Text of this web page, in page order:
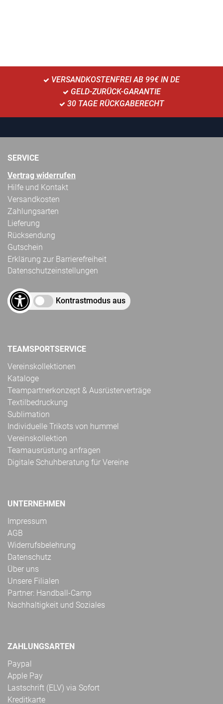
VERSANDKOSTENFREI AB 99€ IN DE
GELD-ZURÜCK-GARANTIE
30 TAGE RÜCKGABERECHT
SERVICE
Vertrag widerrufen
Hilfe und Kontakt
Versandkosten
Zahlungsarten
Lieferung
Rücksendung
Gutschein
Erklärung zur Barrierefreiheit
Datenschutzeinstellungen
Kontrastmodus aus
TEAMSPORTSERVICE
Vereinskollektionen
Kataloge
Teampartnerkonzept & Ausrüsterverträge
Textilbedruckung
Sublimation
Individuelle Trikots von hummel
Vereinskollektion
Teamausrüstung anfragen
Digitale Schuhberatung für Vereine
UNTERNEHMEN
Impressum
AGB
Widerrufsbelehrung
Datenschutz
Über uns
Unsere Filialen
Partner: Handball-Camp
Nachhaltigkeit und Soziales
ZAHLUNGSARTEN
Paypal
Apple Pay
Lastschrift (ELV) via Sofort
Kreditkarte